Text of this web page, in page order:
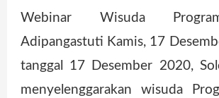
Webinar Wisuda
Adipangastuti Kamis, 17
tanggal 17 Desember 2020,
menyelenggarakan wisuda